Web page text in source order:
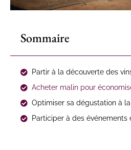
Sommaire
Partir à la découverte des
Acheter malin pour
Optimiser sa dégustation à
Participer à des événements